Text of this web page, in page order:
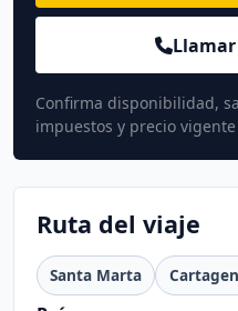
Ruta del viaje
Santa Marta
Llamar
Confirma disponibilidad,
impuestos y precio